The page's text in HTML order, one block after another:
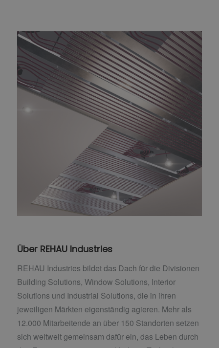
Über REHAU Industries
REHAU Industries bildet das Dach für die Divisionen
Building Solutions, Window Solutions, Interior
Solutions und Industrial Solutions, die in ihren
jeweiligen Märkten eigenständig agieren. Mehr als
12.000 Mitarbeitende an über 150 Standorten setzen
sich weltweit gemeinsam dafür ein, das Leben durch